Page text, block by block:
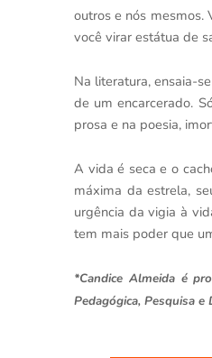
outros e nós mesmos.
você virar estátua de
Na literatura, ensaia-
de um encarcerado.
prosa e na poesia,
A vida é seca e o
máxima da estrela,
urgência da vigia à
tem mais poder que
*Candice Almeida é
Pedagógica, Pesquisa